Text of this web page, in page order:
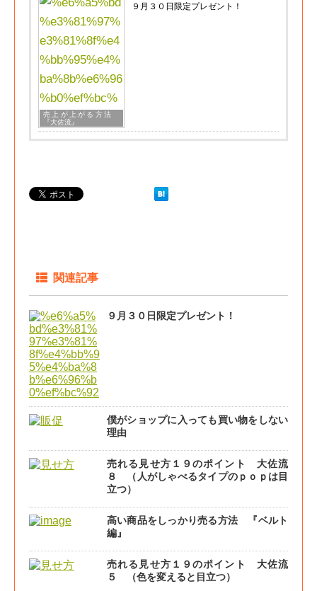
売上が上がる方法
『大佐流』
９月３０日限定プレゼント！
関連記事
９月３０日限定プレゼント！
僕がショップに入っても買い物をしない
理由
売れる見せ方１９のポイント 大佐流
８ （人がしゃべるタイプのｐｏｐは目
立つ）
高い商品をしっかり売る方法 『ベルト
編』
売れる見せ方１９のポイント 大佐流
５ （色を変えると目立つ）